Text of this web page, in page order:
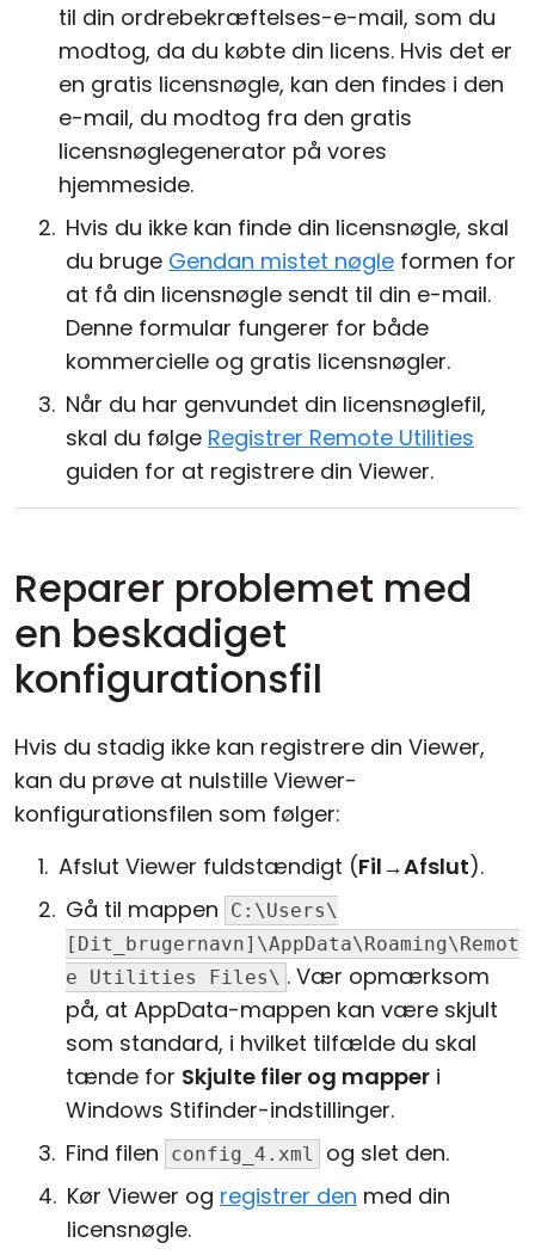
til din ordrebekræftelses-e-mail, som du
modtog, da du købte din licens. Hvis det er
en gratis licensnøgle, kan den findes i den
e-mail, du modtog fra den gratis
licensnøglegenerator på vores
hjemmeside.
Hvis du ikke kan finde din licensnøgle, skal
du bruge Gendan mistet nøgle formen for
at få din licensnøgle sendt til din e-mail.
Denne formular fungerer for både
kommercielle og gratis licensnøgler.
Når du har genvundet din licensnøglefil,
skal du følge Registrer Remote Utilities
guiden for at registrere din Viewer.
Reparer problemet med
en beskadiget
konfigurationsfil
Hvis du stadig ikke kan registrere din Viewer,
kan du prøve at nulstille Viewer-
konfigurationsfilen som følger:
Afslut Viewer fuldstændigt (Fil→Afslut).
Gå til mappen
C:\Users\
[Dit_brugernavn]\AppData\Roaming\Remot
e Utilities Files\ . Vær opmærksom
på, at AppData-mappen kan være skjult
som standard, i hvilket tilfælde du skal
tænde for Skjulte filer og mapper i
Windows Stifinder-indstillinger.
Find filen
config_4.xml
og slet den.
Kør Viewer og registrer den med din
licensnøgle.